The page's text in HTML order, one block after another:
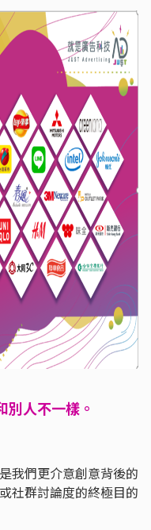
人不一樣。
我們更介意創意背後的
社群討論度的終極目的